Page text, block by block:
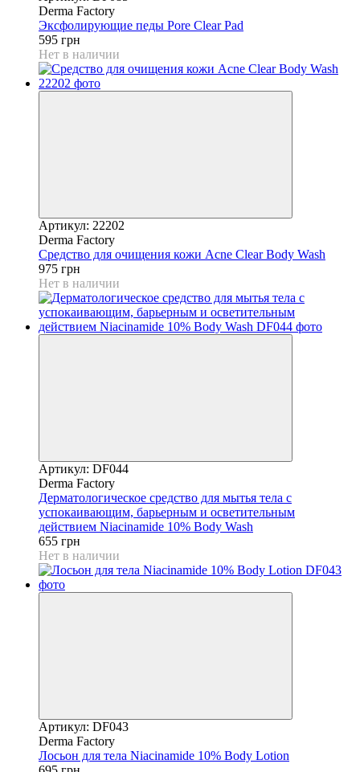
Derma Factory
Эксфолирующие педы Pore Clear Pad
595 грн
Нет в наличии
Артикул: 22202
Derma Factory
Средство для очищения кожи Acne Clear Body Wash
975 грн
Нет в наличии
Артикул: DF044
Derma Factory
Дерматологическое средство для мытья тела с
успокаивающим, барьерным и осветительным
действием Niacinamide 10% Body Wash
655 грн
Нет в наличии
Артикул: DF043
Derma Factory
Лосьон для тела Niacinamide 10% Body Lotion